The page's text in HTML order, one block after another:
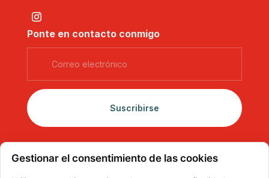
Ponte en contacto conmigo
Suscribirse
Gestionar el consentimiento de las cookies